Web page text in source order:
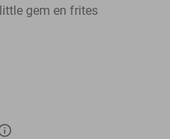
gem en frites